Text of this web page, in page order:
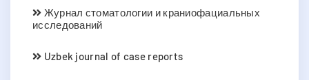
Журнал стоматологии и краниофациальных
исследований
Uzbek journal of case reports